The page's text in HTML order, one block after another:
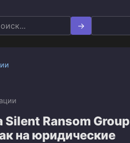
Silent Ransom Group
на юридические